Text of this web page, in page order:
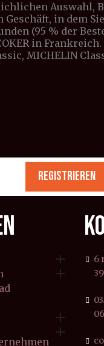
Auswahl,
in dem
(95 % der
in Frankreich.
MICHELIN
REGISTRIEREN




6